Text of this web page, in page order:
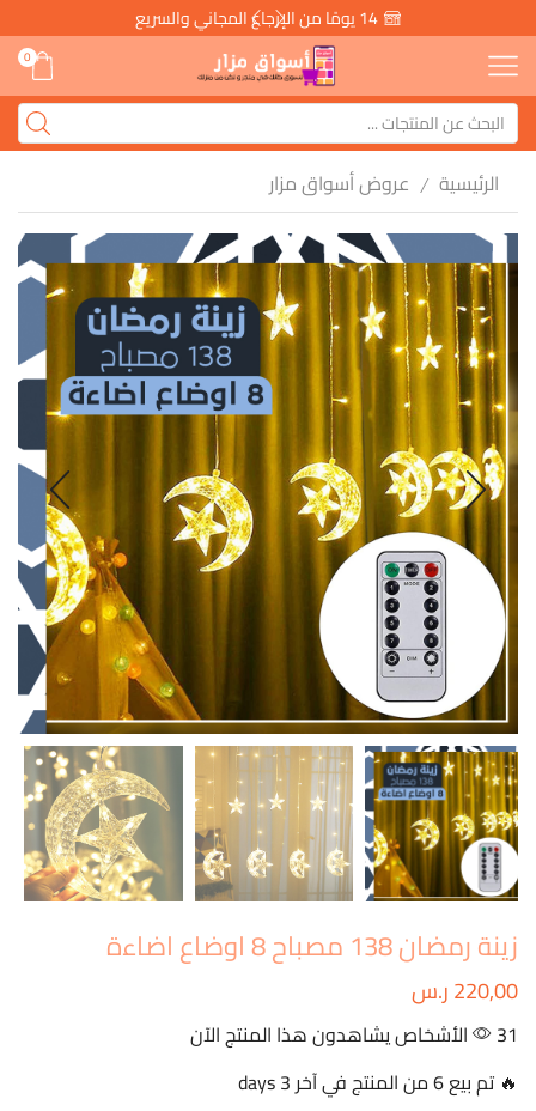
14 يومًا من الإرجاع المجاني والسريع
0
الرئيسية / عروض أسواق مزار
زينة رمضان 138 مصباح 8 اوضاع اضاءة
220,00ر.س
31 الأشخاص يشاهدون هذا المنتج الآن
🔥 تم بيع 6 من المنتج في آخر 3 days